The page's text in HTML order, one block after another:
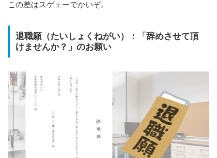
この差はスゲェーでかいぞ。
退職願（たいしょくねがい）：「辞めさせて頂
けませんか？」のお願い